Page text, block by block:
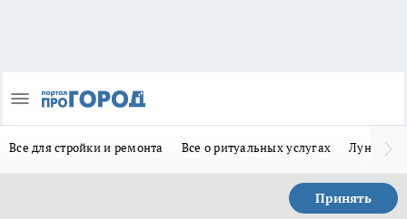
Все для стройки и ремонта Все о ритуальных услугах Лунно-
Принять